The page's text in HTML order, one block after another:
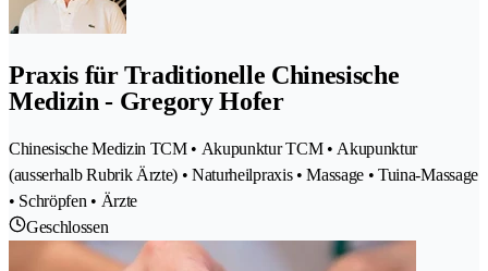
Praxis für Traditionelle Chinesische
Medizin - Gregory Hofer
Chinesische Medizin TCM • Akupunktur TCM • Akupunktur
(ausserhalb Rubrik Ärzte) • Naturheilpraxis • Massage • Tuina-Massage
• Schröpfen • Ärzte
Geschlossen